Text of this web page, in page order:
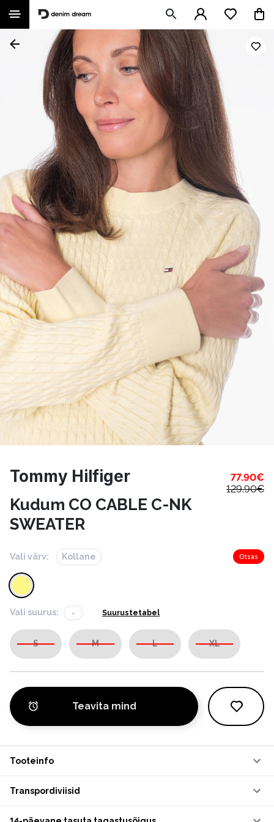
Tommy Hilfiger 77.90€
129.90€
Kudum CO CABLE C-NK
SWEATER
Vali värv: Kollane Otsas
Vali suurus: - Suurustetabel
S M L XL
Teavita mind
Tooteinfo
Transpordiviisid